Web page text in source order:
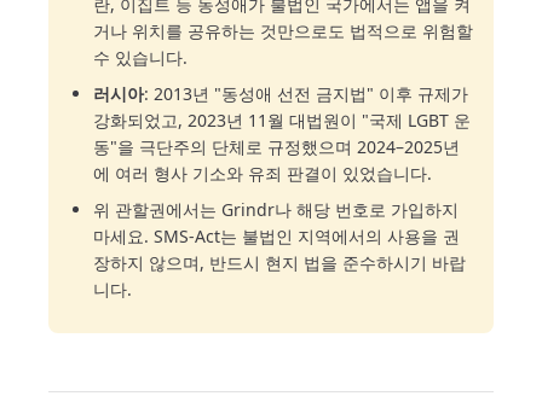
거나 위치를 공유하는 것만으로도 법적으로 위험할
수 있습니다.
러시아: 2013년 "동성애 선전 금지법" 이후 규제가
강화되었고, 2023년 11월 대법원이 "국제 LGBT 운
동"을 극단주의 단체로 규정했으며 2024–2025년
에 여러 형사 기소와 유죄 판결이 있었습니다.
위 관할권에서는 Grindr나 해당 번호로 가입하지
마세요. SMS-Act는 불법인 지역에서의 사용을 권
장하지 않으며, 반드시 현지 법을 준수하시기 바랍
니다.